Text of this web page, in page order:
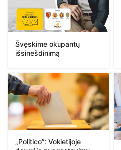
Švęskime okupantų
išsinešdinimą
„Politico”: Vokietijoje